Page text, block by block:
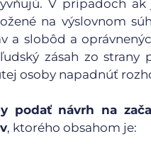
V prípadoch
na výslovnom
a slobôd a
zásah zo
osoby napadnúť
podať návrh na
, ktorého obsahom je: